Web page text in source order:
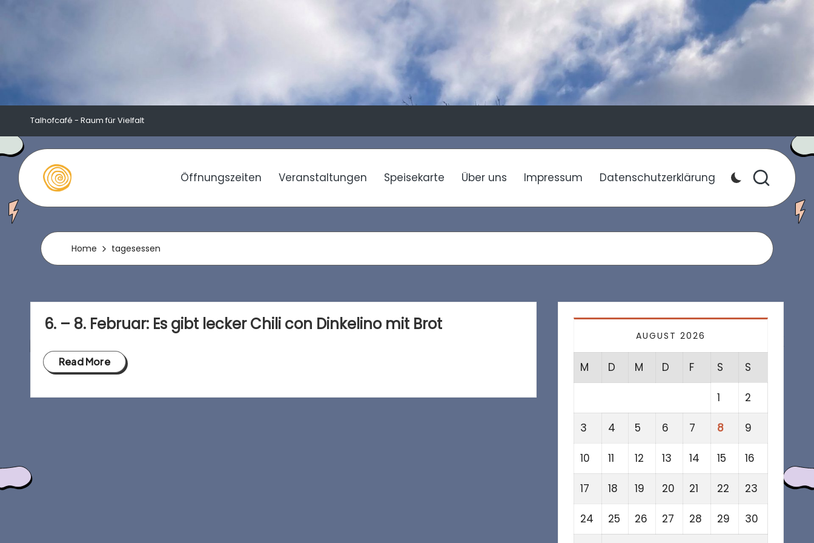
Talhofcafé - Raum für Vielfalt
T
a
l
o
f
c
a
Öffnungszeiten Veranstaltungen Speisekarte Über uns Impressum Datenschutzerklärung
Home tagesessen
6. – 8. Februar: Es gibt lecker Chili con Dinkelino mit Brot
Read More
AUGUST 2026
M D M D F S S
1 2
3 4 5 6 7 8 9
10 11 12 13 14 15 16
17 18 19 20 21 22 23
24 25 26 27 28 29 30